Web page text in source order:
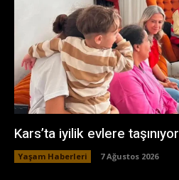
Kars’ta iyilik evlere taşınıyor
Yaşam Haberleri 7 Ağustos 2026